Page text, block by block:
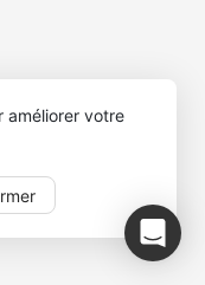
améliorer votre